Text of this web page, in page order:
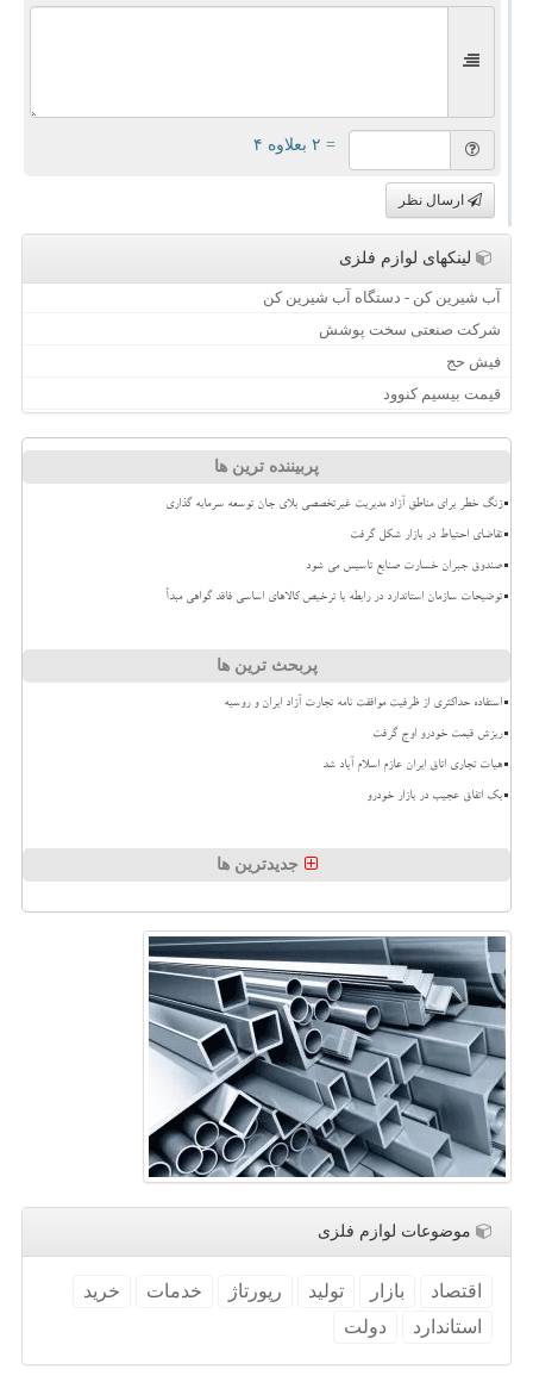
= ۲ بعلاوه ۴
ارسال نظر
لینکهای لوازم فلزی
آب شیرین کن - دستگاه آب شیرین کن
شرکت صنعتی سخت پوشش
فیش حج
قیمت بیسیم کنوود
پربیننده ترین ها
زنگ خطر برای مناطق آزاد مدیریت غیرتخصصی بلای جان توسعه سرمایه گذاری
تقاضای احتیاط در بازار شکل گرفت
صندوق جبران خسارت صنایع تاسیس می شود
توضیحات سازمان استاندارد در رابطه با ترخیص کالاهای اساسی فاقد گواهی مبدأ
پربحث ترین ها
استفاده حداکثری از ظرفیت موافقت نامه تجارت آزاد ایران و روسیه
ریزش قیمت خودرو اوج گرفت
هیات تجاری اتاق ایران عازم اسلام آباد شد
بک اتفاق عجیب در بازار خودرو
جدیدترین ها
موضوعات لوازم فلزی
اقتصاد بازار تولید رپورتاژ خدمات
خرید
استاندارد
دولت